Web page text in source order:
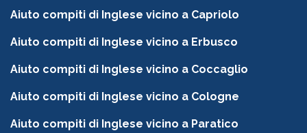
Aiuto compiti di Inglese vicino a Capriolo
Aiuto compiti di Inglese vicino a Erbusco
Aiuto compiti di Inglese vicino a Coccaglio
Aiuto compiti di Inglese vicino a Cologne
Aiuto compiti di Inglese vicino a Paratico